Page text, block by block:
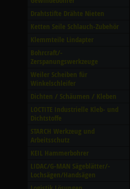
Drahtstifte Drähte Nieten
Ketten Seile Schlauch-Zubehör
Klemmteile Lindapter
Bohrcraft/­
Zerspanungswerkzeuge
Weiler Scheiben für
Winkelschleifer
Dichten /­ Schäumen /­ Kleben
LOCTITE Industrielle Kleb- und
Dichtstoffe
STARCH Werkzeug und
Arbeitsschutz
KEIL Hammerbohrer
LIDAC/­G-MAN Sägeblätter/­
Lochsägen/­Handsägen